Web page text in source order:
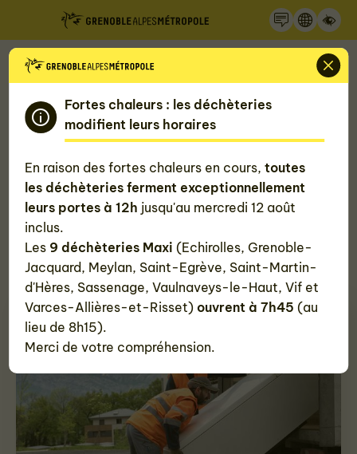
Panneau de gestion des cookies
Fortes chaleurs : les déchèteries
modifient leurs horaires
En raison des fortes chaleurs en cours,toutes
les déchèteries ferment exceptionnellement
leurs portes à 12h jusqu'au mercredi 12 août
inclus.
Les 9 déchèteries Maxi (Echirolles, Grenoble-
Jacquard, Meylan, Saint-Egrève, Saint-Martin-
d'Hères, Sassenage, Vaulnaveys-le-Haut, Vif et
Varces-Allières-et-Risset) ouvrent à 7h45(au
lieu de 8h15).
Merci de votre compréhension.
Accueil
Mon quotidien, ma Métropole
Gérer mes déchets
Demander un rendez-vous pour la
collecte des encombrants
Si vous n'avez pas de solution pour vous débarrasser
de vos objets volumineux (encombrants), Grenoble
Alpes Métropole vous propose un service gratuit de
collecte devant chez vous.